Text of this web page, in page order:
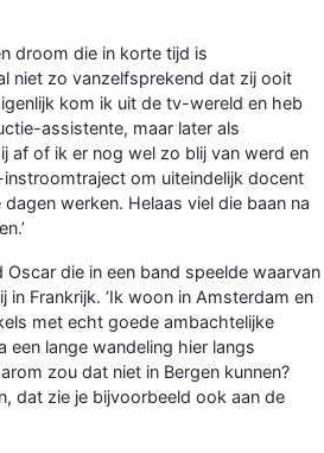
droom die in korte tijd is
niet zo vanzelfsprekend dat zij ooit
kom ik uit de tv-wereld en heb
assistente, maar later als
af of ik er nog wel zo blij van werd en
om uiteindelijk docent
werken. Helaas viel die baan na
die in een band speelde waarvan
Frankrijk. ‘Ik woon in Amsterdam en
met echt goede ambachtelijke
een lange wandeling hier langs
zou dat niet in Bergen kunnen?
dat zie je bijvoorbeeld ook aan de